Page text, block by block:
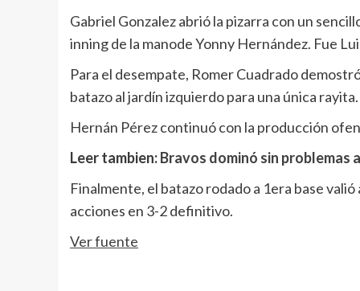
Gabriel Gonzalez abrió la pizarra con un
inning de la manode Yonny Hernández. Fue
Para el desempate, Romer Cuadrado
batazo al jardín izquierdo para una única rayita.
Hernán Pérez continuó con la producción
Leer tambien:Bravos dominó sin problemas
Finalmente, el batazo rodado a 1era base
acciones en 3-2 definitivo.
Ver fuente